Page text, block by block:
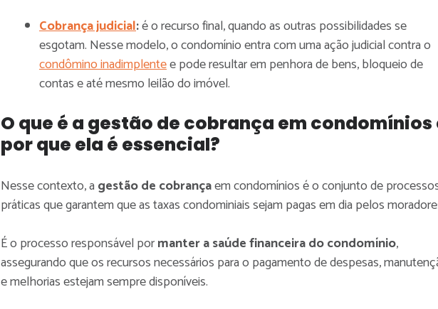
Cobrança judicial:é o recurso final, quando as outras possibilidades se
esgotam. Nesse modelo, o condomínio entra com uma ação judicial contra o
condômino inadimplentee pode resultar em penhora de bens, bloqueio de
contas e até mesmo leilão do imóvel.
O que é a gestão de cobrança em condomínios
por que ela é essencial?
Nesse contexto, a gestão de cobrançaem condomínios é o conjunto de
práticas que garantem que as taxas condominiais sejam pagas em dia pelos
É o processo responsável pormanter a saúde financeira do condomínio,
assegurando que os recursos necessários para o pagamento de despesas,
e melhorias estejam sempre disponíveis.